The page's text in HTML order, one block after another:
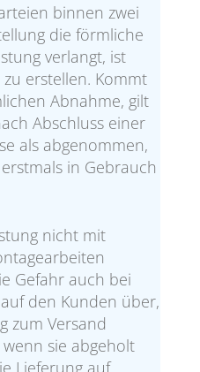
binnen zwei
die förmliche
verlangt, ist
erstellen. Kommt
Abnahme, gilt
Abschluss einer
als abgenommen,
in Gebrauch
nicht mit
Gefahr auch bei
den Kunden über,
zum Versand
sie abgeholt
Lieferung auf